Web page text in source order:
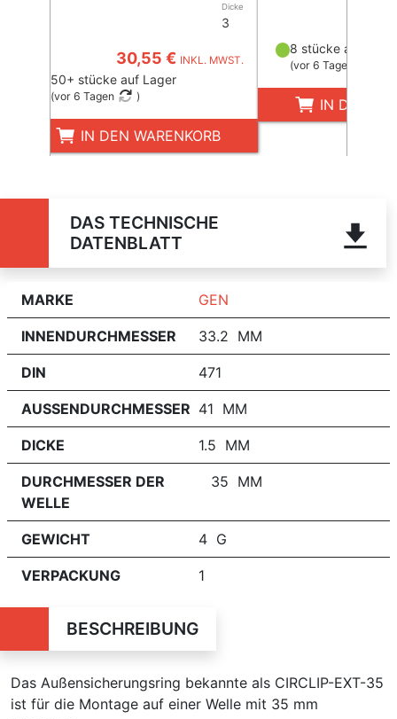
Dicke
3
30,55 € INKL. MWST.
50+ stücke auf Lager
(vor 6 Tagen )
IN DEN WARENKORB
8 stücke auf
(vor 6 Tagen
IN DEN
DAS TECHNISCHE
DATENBLATT
MARKE GEN
INNENDURCHMESSER 33.2 MM
DIN 471
AUSSENDURCHMESSER 41 MM
DICKE 1.5 MM
DURCHMESSER DER
WELLE
35 MM
GEWICHT 4 G
VERPACKUNG 1
BESCHREIBUNG
Das Außensicherungsring bekannte als CIRCLIP-EXT-35
ist für die Montage auf einer Welle mit 35 mm